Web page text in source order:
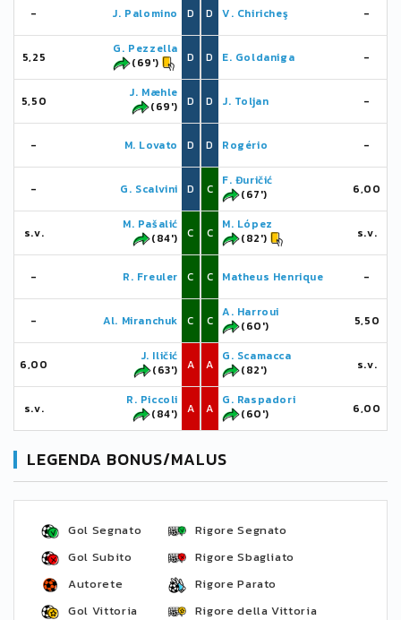
- J. Palomino D
5,25
G. Pezzella
(69')
D
5,50
J. Mæhle
(69')
D
- M. Lovato D
- G. Scalvini D
s.v.
M. Pašalić
(84')
C
- R. Freuler C
- Al. Miranchuk C
6,00
J. Iličić
(63')
A
s.v.
R. Piccoli
(84')
A
D V. Chiricheş -
D E. Goldaniga -
D J. Toljan -
D Rogério -
C
F. Đuričić
(67')
6,00
C
M. López
(82')
s.v.
C Matheus Henrique -
C
A. Harroui
(60')
5,50
A
G. Scamacca
(82')
s.v.
A
G. Raspadori
(60')
6,00
LEGENDA BONUS/MALUS
Gol Segnato
Gol Subito
Autorete
Gol Vittoria
Rigore Segnato
Rigore Sbagliato
Rigore Parato
Rigore della Vittoria